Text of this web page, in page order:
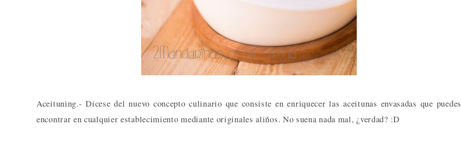
Aceituning.- Dícese del nuevo concepto culinario que consiste en enriquecer las aceitunas envasadas que puedes
encontrar en cualquier establecimiento mediante originales aliños. No suena nada mal, ¿verdad? :D